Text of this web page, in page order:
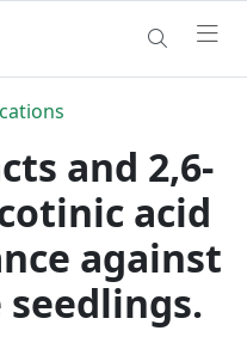
and 2,6-
acid
against
seedlings.